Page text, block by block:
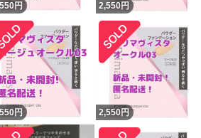
円 2,550円
円 2,550円